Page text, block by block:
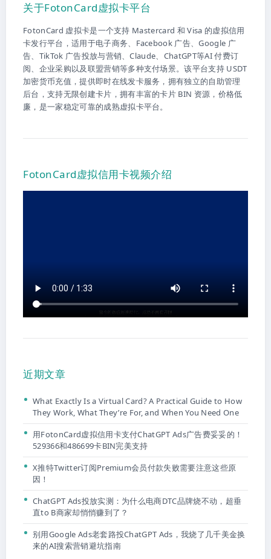
关于FotonCard虚拟卡平台
FotonCard 虚拟卡是一个支持 Mastercard 和 Visa 的虚拟信用
卡发行平台，适用于电子商务、Facebook 广告、Google 广
告、TikTok 广告投放与营销、Claude、ChatGPT等AI 付费订
阅、企业采购以及联盟营销等多种支付场景。该平台支持 USDT
加密货币充值，提供即时在线发卡服务，拥有独立的自助管理
后台，支持无限创建卡片，拥有丰富的卡片 BIN 资源，价格低
廉，是一家稳定可靠的成熟虚拟卡平台。
FotonCard虚拟信用卡视频介绍
近期文章
What Exactly Is a Virtual Card? A Practical Guide to How
They Work, What They’re For, and When You Need One
用FotonCard虚拟信用卡支付ChatGPT Ads广告费妥妥的！
529366和486699卡BIN完美支持
X推特Twitter订阅Premium会员付款失败需要注意这些原
因！
ChatGPT Ads投放实测：为什么电商DTC品牌烧不动，超垂
直to B商家却悄悄赚到了？
别用Google Ads老套路投ChatGPT Ads，我烧了几千美金换
来的AI搜索营销避坑指南